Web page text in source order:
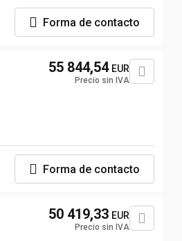
Forma de contacto
55 844,54 EUR
Precio sin IVA
Forma de contacto
50 419,33 EUR
Precio sin IVA